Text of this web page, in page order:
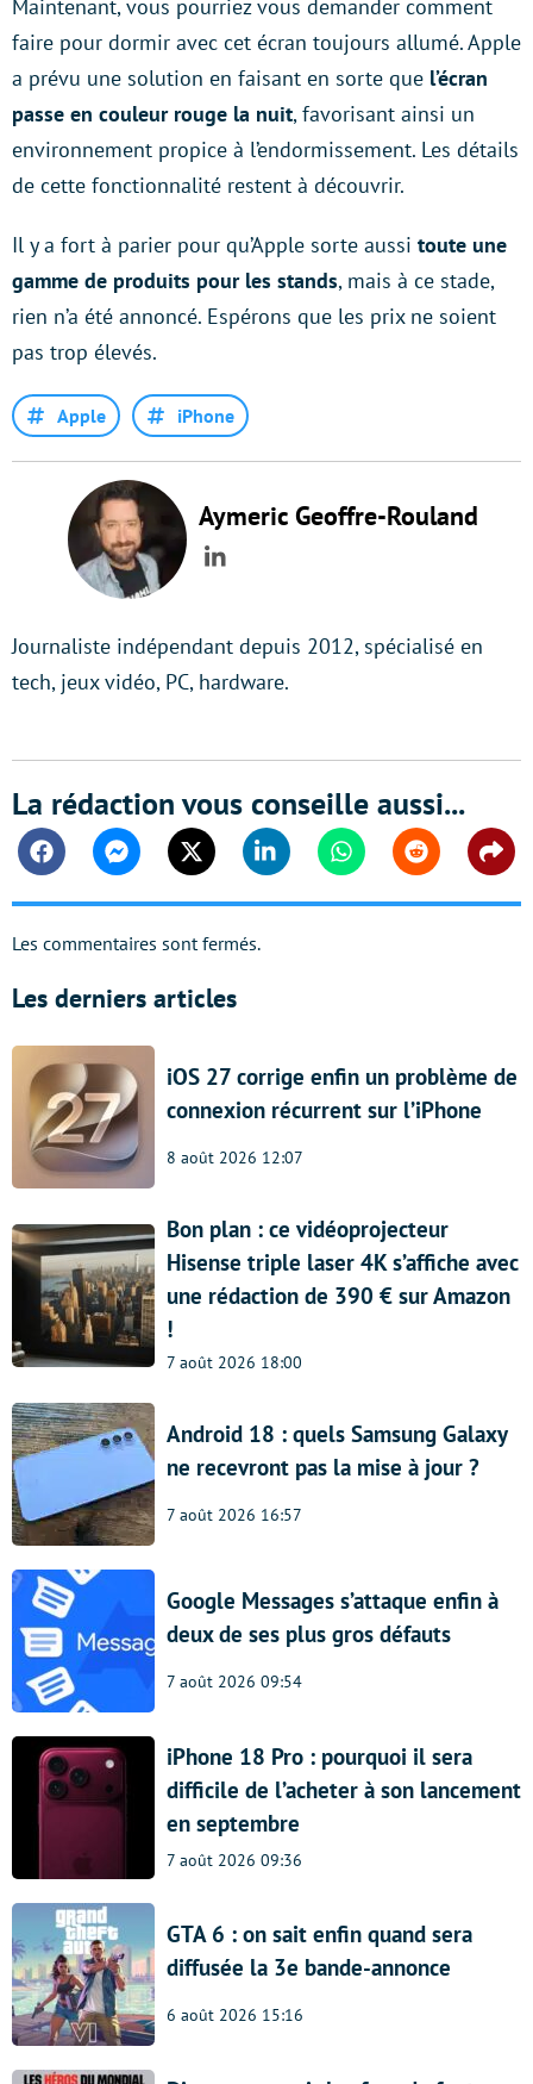
Maintenant, vous pourriez vous demander comment
faire pour dormir avec cet écran toujours allumé. Apple
a prévu une solution en faisant en sorte que l’écran
passe en couleur rouge la nuit, favorisant ainsi un
environnement propice à l’endormissement. Les détails
de cette fonctionnalité restent à découvrir.
Il y a fort à parier pour qu’Apple sorte aussi toute une
gamme de produits pour les stands, mais à ce stade,
rien n’a été annoncé. Espérons que les prix ne soient
pas trop élevés.
Apple iPhone
Aymeric Geoffre-Rouland
LinkedIn
Journaliste indépendant depuis 2012, spécialisé en
tech, jeux vidéo, PC, hardware.
La rédaction vous conseille aussi...
FacebookMessengerTwitter Linkedin WhatsappReddit
Les commentaires sont fermés.
Les derniers articles
iOS 27 corrige enfin un problème de
connexion récurrent sur l’iPhone
8 août 2026 12:07
Bon plan : ce vidéoprojecteur
Hisense triple laser 4K s’affiche avec
une rédaction de 390 € sur Amazon
!
7 août 2026 18:00
Android 18 : quels Samsung Galaxy
ne recevront pas la mise à jour ?
7 août 2026 16:57
Google Messages s’attaque enfin à
deux de ses plus gros défauts
7 août 2026 09:54
iPhone 18 Pro : pourquoi il sera
difficile de l’acheter à son lancement
en septembre
7 août 2026 09:36
GTA 6 : on sait enfin quand sera
diffusée la 3e bande-annonce
6 août 2026 15:16